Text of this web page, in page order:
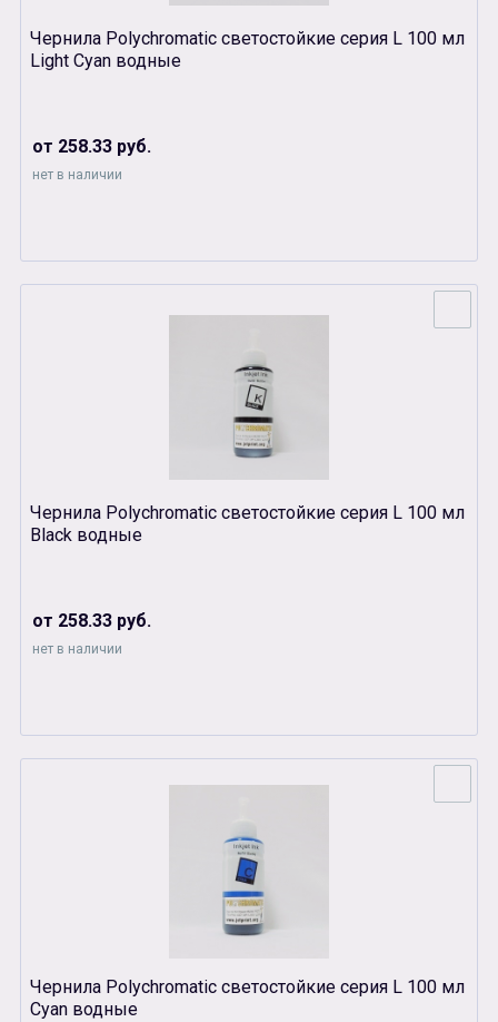
Чернила Polychromatic светостойкие серия L 100 мл
Light Cyan водные
от 258.33 руб.
нет в наличии
Чернила Polychromatic светостойкие серия L 100 мл
Black водные
от 258.33 руб.
нет в наличии
Чернила Polychromatic светостойкие серия L 100 мл
Cyan водные